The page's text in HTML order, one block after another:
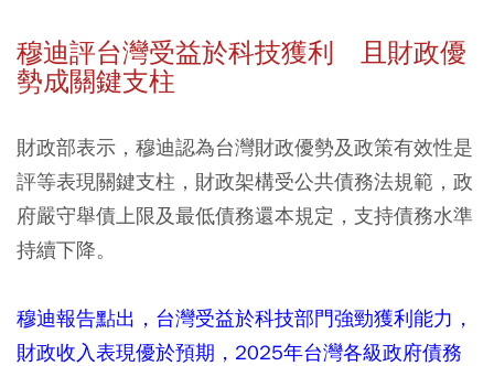
穆迪評台灣受益於科技獲利 且財政優
勢成關鍵支柱
財政部表示，穆迪認為台灣財政優勢及政策有效性是
評等表現關鍵支柱，財政架構受公共債務法規範，政
府嚴守舉債上限及最低債務還本規定，支持債務水準
持續下降。
穆迪報告點出，台灣受益於科技部門強勁獲利能力，
財政收入表現優於預期，2025年台灣各級政府債務